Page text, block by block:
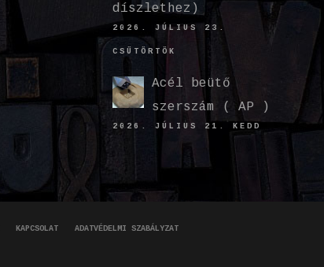
díszlethez)
2026. JÚLIUS 23.
CSÜTÖRTÖK
Acél beütő
szerszám ( AP )
2026. JÚLIUS 21. KEDD
KAPCSOLAT ADATVÉDELMI SZABÁLYZAT